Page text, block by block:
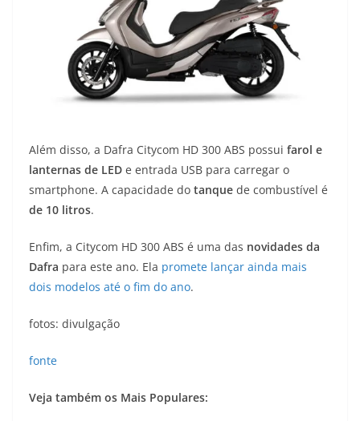
Além disso, a Dafra Citycom HD 300 ABS possui farol e
lanternas de LED e entrada USB para carregar o
smartphone. A capacidade do tanque de combustível é
de 10 litros.
Enfim, a Citycom HD 300 ABS é uma das novidades da
Dafra para este ano. Ela promete lançar ainda mais
dois modelos até o fim do ano.
fotos: divulgação
fonte
Veja também os Mais Populares: